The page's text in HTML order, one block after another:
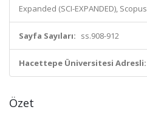
Expanded (SCI-EXPANDED), Scopus
Sayfa Sayıları: ss.908-912
Hacettepe Üniversitesi Adresli:
Özet